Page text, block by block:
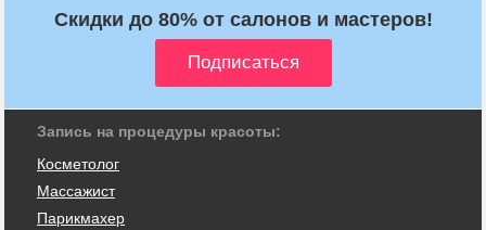
Скидки до 80% от салонов и мастеров!
Запись на процедуры красоты:
Косметолог
Массажист
Парикмахер